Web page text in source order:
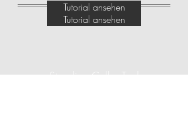
Tutorial ansehen
Tutorial ansehen
Standing Collar Tool